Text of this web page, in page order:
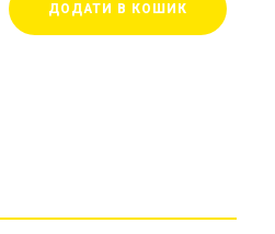
ДОДАТИ В КОШИК